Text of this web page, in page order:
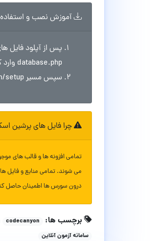
آموزش نصب و استفاده
پس از آپلود فایل
database.php وارد کنید.
سپس مسیر site.com/setup را در مرورگر اجرا کنید و مراحل نصب را طی کنید
چرا فایل های پرشین
تمامی افزونه ها و قالب های
می شوند. تمامی منابع و فایل
درون سورس ها اطمینان حاصل
برچسب ها: codecanyon
سامانه آزمون آنلاین